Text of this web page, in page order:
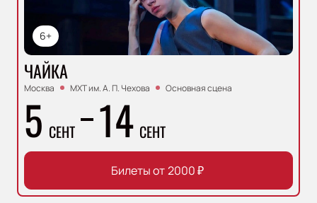
6+
ЧАЙКА
Москва МХТ им. А. П. Чехова Основная сцена
5 СЕНТ 14 СЕНТ
Билеты от 2000₽